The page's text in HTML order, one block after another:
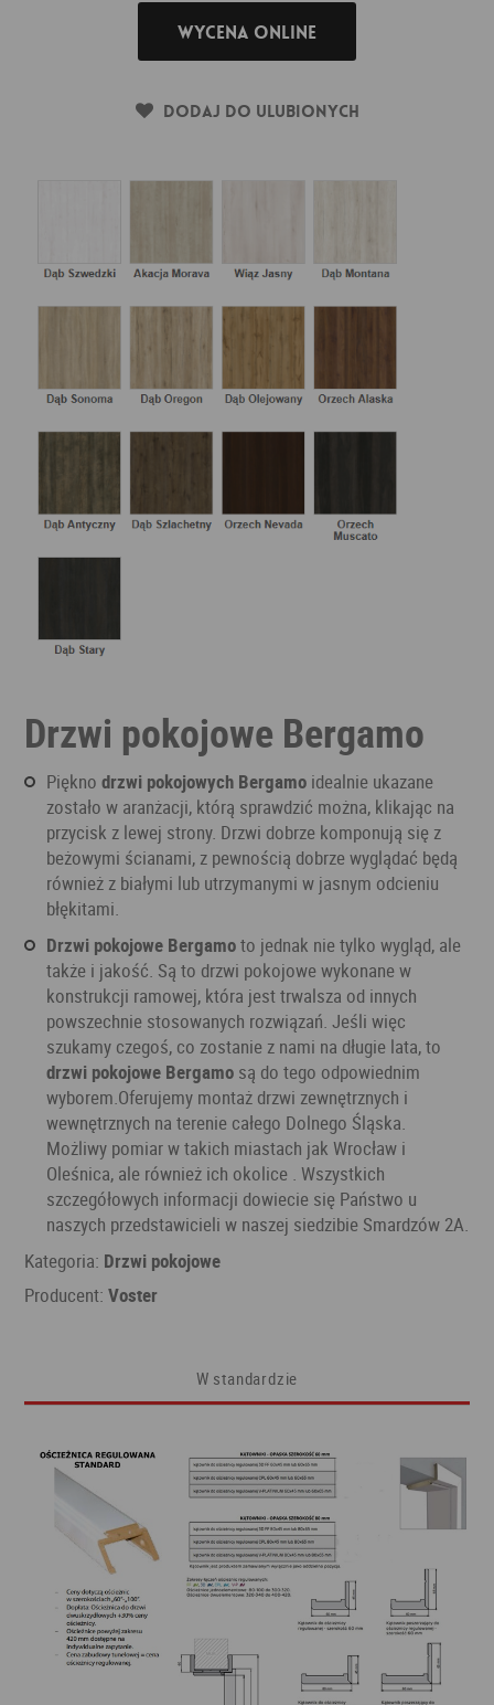
Wycena online
Dodaj do ulubionych
Drzwi pokojowe Bergamo
Pięknodrzwi pokojowych Bergamo idealnie ukazane
zostało w aranżacji, którą sprawdzić można, klikając na
przycisk z lewej strony. Drzwi dobrze komponują się z
beżowymi ścianami, z pewnością dobrze wyglądać będą
również z białymi lub utrzymanymi w jasnym odcieniu
błękitami.
Drzwi pokojowe Bergamoto jednak nie tylko wygląd, ale
także i jakość. Są to drzwi pokojowe wykonane w
konstrukcji ramowej, która jest trwalsza od innych
powszechnie stosowanych rozwiązań. Jeśli więc
szukamy czegoś, co zostanie z nami na długie lata, to
drzwi pokojowe Bergamo są do tego odpowiednim
wyborem.Oferujemy montaż drzwi zewnętrznych i
wewnętrznych na terenie całego Dolnego Śląska.
Możliwy pomiar w takich miastach jak Wrocław i
Oleśnica, ale również ich okolice . Wszystkich
szczegółowych informacji dowiecie się Państwo u
naszych przedstawicieli w naszej siedzibie Smardzów 2A.
Kategoria: Drzwi pokojowe
Producent:Voster
W standardzie